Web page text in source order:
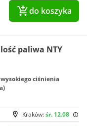
do koszyka
paliwa NTY
ciśnienia
Kraków:śr. 12.08